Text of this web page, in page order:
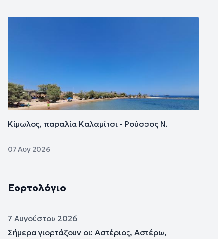
Κίμωλος, παραλία Καλαμίτσι - Ρούσσος Ν.
07 Αυγ 2026
Εορτολόγιο
7 Αυγούστου 2026
Σήμερα γιορτάζουν οι: Αστέριος, Αστέρω,